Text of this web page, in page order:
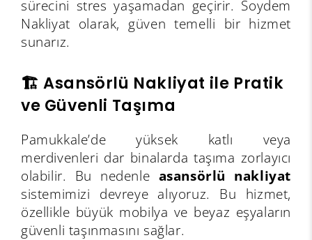
sürecini stres yaşamadan geçirir. Soydem
Nakliyat olarak, güven temelli bir hizmet
sunarız.
🏗️ Asansörlü Nakliyat ile Pratik
ve Güvenli Taşıma
Pamukkale’de yüksek katlı veya
merdivenleri dar binalarda taşıma zorlayıcı
olabilir. Bu nedenle asansörlü nakliyat
sistemimizi devreye alıyoruz. Bu hizmet,
özellikle büyük mobilya ve beyaz eşyaların
güvenli taşınmasını sağlar.